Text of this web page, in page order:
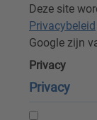
Deze site
Privacybeleid
Google zijn
Privacy
Privacy